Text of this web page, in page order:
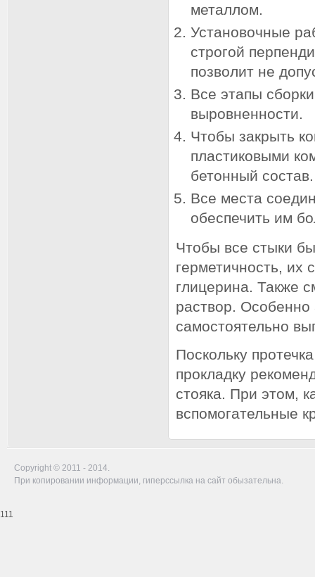
металлом.
Установочные
строгой
позволит не
Все этапы
выровненности.
Чтобы закрыть
пластиковыми
бетонный состав.
Все места
обеспечить им
Чтобы все стыки
герметичность, их
глицерина. Также
раствор. Особенно
самостоятельно
Поскольку
прокладку
стояка. При этом,
вспомогательные
Copyright © 2011 - 2014.
При копировании информации, гиперссылка на сайт обызательна.
111